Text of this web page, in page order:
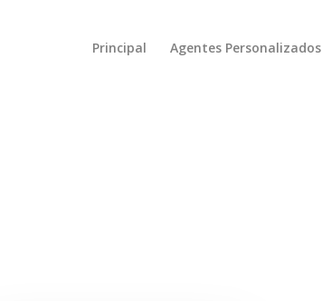
Principal Agentes Personalizados